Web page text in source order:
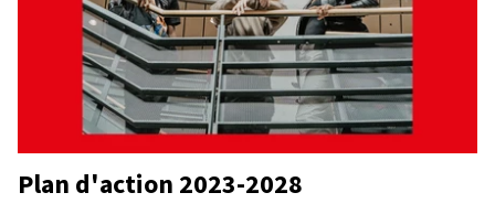
Plan d'action 2023-2028